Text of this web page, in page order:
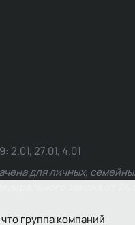
группа компаний
27.01, 4.01
для личных,